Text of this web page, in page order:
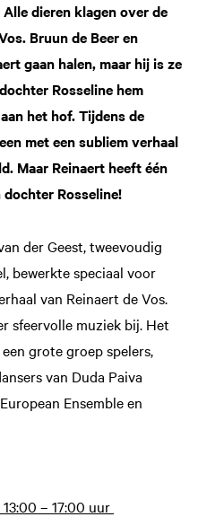
dieren klagen over de
Bruun de Beer en
gaan halen, maar hij is ze
Rosseline hem
het hof. Tijdens de
met een subliem verhaal
Maar Reinaert heeft één
Rosseline!
der Geest, tweevoudig
bewerkte speciaal voor
van Reinaert de Vos.
sfeervolle muziek bij. Het
grote groep spelers,
van Duda Paiva
Ensemble en
– 17:00 uur